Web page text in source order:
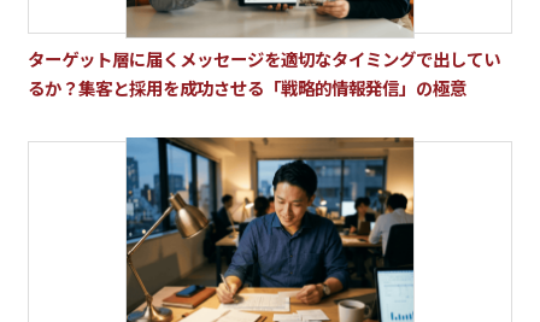
ターゲット層に届くメッセージを適切なタイミングで出してい
るか？集客と採用を成功させる「戦略的情報発信」の極意